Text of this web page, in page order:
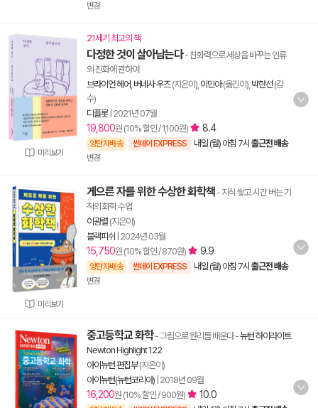
변경
미리보기
21세기 최고의 책
다정한 것이 살아남는다- 친화력으로 세상을 바꾸는 인류
의 진화에 관하여
브라이언 헤어 버네사 우즈(지은이), 이민아(옮긴이), 박한선(감
수)
디플롯| 2021년 07월
19,800원 (10% 할인 / 1,100원) 8.4
양탄자배송 썬데이 EXPRESS 내일 (월) 아침 7시 출근전 배송
변경
미리보기
게으른 자를 위한 수상한 화학책 - 지식 쌓고 시간 버는 기
적의 화학 수업
이광렬 (지은이)
블랙피쉬 2024년 03월
15,750원 (10% 할인 / 870원) 9.9
양탄자배송 썬데이 EXPRESS 내일 (월) 아침 7시 출근전 배송
변경
중고등학교 화학- 그림으로 원리를 배운다-뉴턴 하이라이트
Newton Highlight 122
아이뉴턴 편집부(지은이)
아이뉴턴(뉴턴코리아) 2018년 09월
16,200원 (10% 할인 / 900원) 10.0